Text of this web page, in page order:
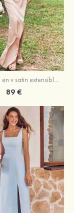
Fourreau col en v satin extensible asymétrique robe de demoiselle d'honneur
89 €